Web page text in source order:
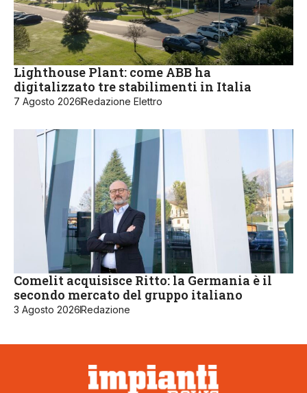
Lighthouse Plant: come ABB ha
digitalizzato tre stabilimenti in Italia
7 Agosto 2026Redazione Elettro
Comelit acquisisce Ritto: la Germania è il
secondo mercato del gruppo italiano
3 Agosto 2026Redazione